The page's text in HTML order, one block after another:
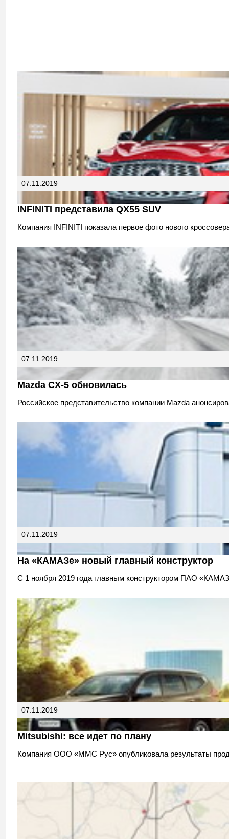
07.11.2019
INFINITI представила QX55 SUV
Компания INFINITI показала первое фото нового
07.11.2019
Mazda CX-5 обновилась
Российское представительство компании Mazda
07.11.2019
На «КАМАЗе» новый главный конструктор
С 1 ноября 2019 года главным конструктором ПАО
07.11.2019
Mitsubishi: все идет по плану
Компания ООО «ММС Рус» опубликовала результаты